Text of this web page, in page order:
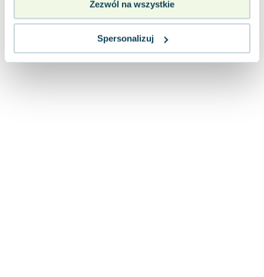
Zezwól na wszystkie
Spersonalizuj
Ajahn Brahm
Jacek Walkiewicz